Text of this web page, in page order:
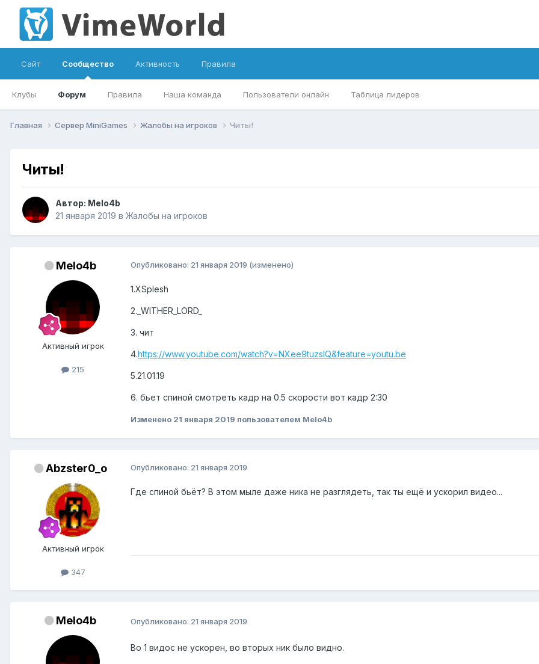
Сайт Сообщество
Клубы Форум Правила Наша команда Пользователи онлайн Таблица лидеров
Активность Правила
Главная Сервер MiniGames Жалобы на игроков Читы!
Читы!
Автор: Melo4b
21 января 2019 в Жалобы на игроков
Melo4b
Активный игрок
215
Опубликовано: 21 января 2019 (изменено)
1.XSplesh
2._WITHER_LORD_
3. чит
4.https://www.youtube.com/watch?v=NXee9tuzsIQ&feature=youtu.be
5.21.01.19
6. бьет спиной смотреть кадр на 0.5 скорости вот кадр 2:30
Изменено 21 января 2019 пользователем Melo4b
Abzster0_o
Активный игрок
347
Опубликовано: 21 января 2019
Где спиной бьёт? В этом мыле даже ника не разглядеть, так ты ещё и ускорил видео...
Melo4b Опубликовано: 21 января 2019
Во 1 видос не ускорен, во вторых ник было видно.